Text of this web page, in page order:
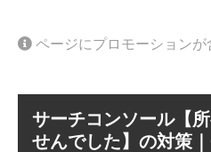
ページにプロモーションが
サーチコンソール【
せんでした】の対策